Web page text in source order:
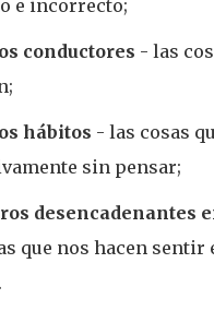
e incorrecto;
conductores - las
hábitos - las cosas
sin pensar;
desencadenantes
que nos hacen sentir